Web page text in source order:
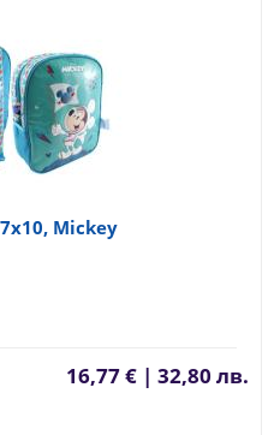
Mickey
16,77 € | 32,80 лв.